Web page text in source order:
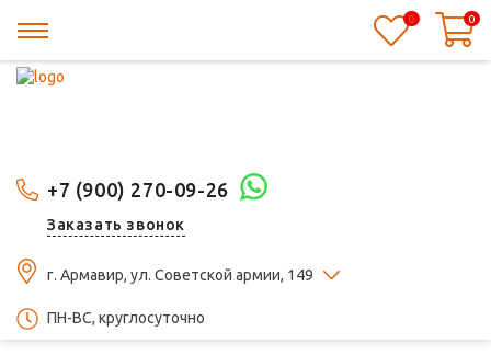
+7 (900) 270-09-26
Заказать звонок
г. Армавир, ул. Советской армии, 149
ПН-ВС, круглосуточно
0 0